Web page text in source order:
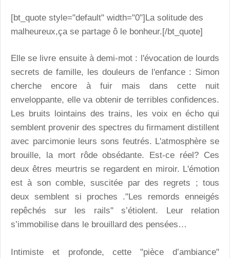
[bt_quote style="default" width="0"]La solitude des
malheureux,ça se partage ô le bonheur.[/bt_quote]
Elle se livre ensuite à demi-mot : l'évocation de lourds
secrets de famille, les douleurs de l'enfance : Simon
cherche encore à fuir mais dans cette nuit
enveloppante, elle va obtenir de terribles confidences.
Les bruits lointains des trains, les voix en écho qui
semblent provenir des spectres du firmament distillent
avec parcimonie leurs sons feutrés. L'atmosphère se
brouille, la mort rôde obsédante. Est-ce réel? Ces
deux êtres meurtris se regardent en miroir. L'émotion
est à son comble, suscitée par des regrets ; tous
deux semblent si proches ."Les remords enneigés
repêchés sur les rails" s’étiolent. Leur relation
s’immobilise dans le brouillard des pensées…
Intimiste et profonde, cette "pièce d’ambiance"